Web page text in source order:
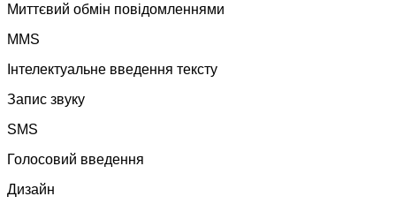
Миттєвий обмін повідомленнями
MMS
Інтелектуальне введення тексту
Запис звуку
SMS
Голосовий введення
Дизайн